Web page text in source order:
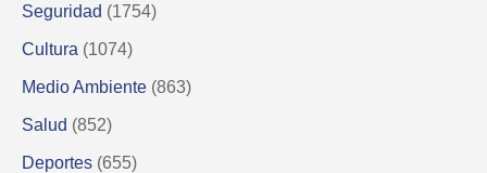
Seguridad (1754)
Cultura (1074)
Medio Ambiente (863)
Salud (852)
Deportes (655)